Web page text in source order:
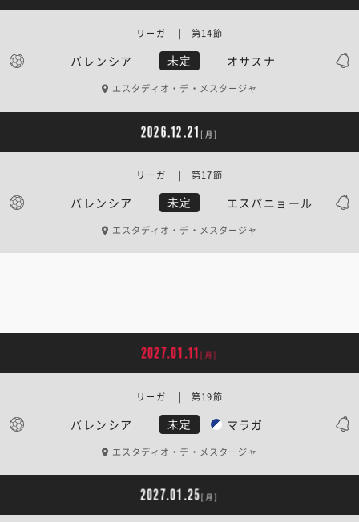
バレンシア 未定 オサスナ
リーガ | 第14節
エスタディオ・デ・メスタージャ
2026.12.21 [月]
バレンシア 未定 エスパニョール
リーガ | 第17節
エスタディオ・デ・メスタージャ
2027.01.11 [月]
バレンシア 未定 マラガ
リーガ | 第19節
エスタディオ・デ・メスタージャ
2027.01.25[月]